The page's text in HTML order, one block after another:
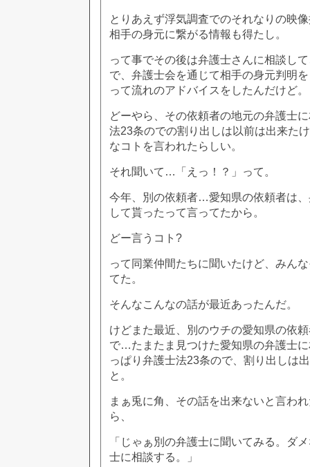
とりあえず浮気調査でのそれなりの映
相手の身元に繋がる情報も得たし。
って事でその後は弁護士さんに相談し
で、弁護士会を通じて相手の身元判明
って流れのアドバイスをしたんだけど。
どーやら、その依頼者の地元の弁護士
法23条のでの割り出しは以前は出来た
なコトを言われたらしい。
それ聞いて…「えっ！？」って。
今年、別の依頼者…愛知県の依頼者は
して貰ったって言ってたから。
どー言うコト?
って同業仲間たちに聞いたけど、みん
てた。
そんなこんなの話が最近あったんだ。
けどまた最近、別のウチの愛知県の依
で…たまたま見つけた愛知県の弁護士
っぱり弁護士法23条ので、割り出しは
と。
まぁ兎に角、その話を出来ないと言わ
ら、
「じゃぁ別の弁護士に聞いてみる。ダ
士に相談する。」